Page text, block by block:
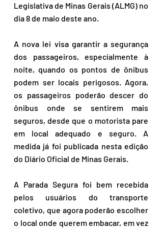
Legislativa de Minas Gerais (ALMG) no
dia 8 de maio deste ano.
A nova lei visa garantir a segurança
dos passageiros, especialmente à
noite, quando os pontos de ônibus
podem ser locais perigosos. Agora,
os passageiros poderão descer do
ônibus onde se sentirem mais
seguros, desde que o motorista pare
em local adequado e seguro. A
medida já foi publicada nesta edição
do Diário Oficial de Minas Gerais.
A Parada Segura foi bem recebida
pelos usuários do transporte
coletivo, que agora poderão escolher
o local onde querem embacar, em vez